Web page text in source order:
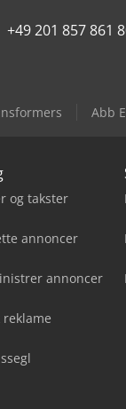
+49 201 857 861
Abb
og takster
annoncer
annoncer
reklame